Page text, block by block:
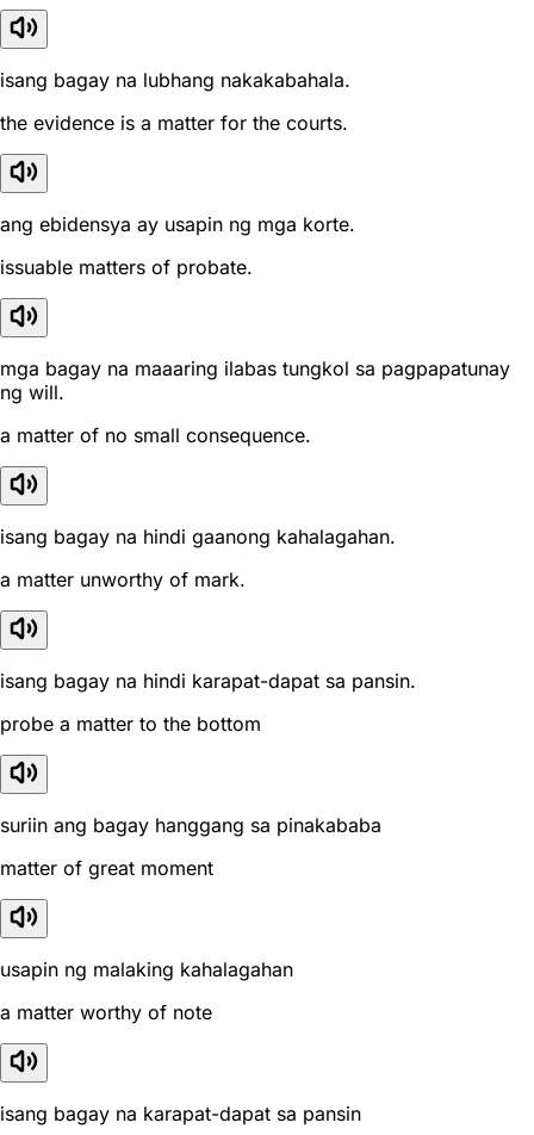
isang bagay na lubhang nakakabahala.
the evidence is a matter for the courts.
ang ebidensya ay usapin ng mga korte.
issuable matters of probate.
mga bagay na maaaring ilabas tungkol sa pagpapatunay
ng will.
a matter of no small consequence.
isang bagay na hindi gaanong kahalagahan.
a matter unworthy of mark.
isang bagay na hindi karapat-dapat sa pansin.
probe a matter to the bottom
suriin ang bagay hanggang sa pinakababa
matter of great moment
usapin ng malaking kahalagahan
a matter worthy of note
isang bagay na karapat-dapat sa pansin